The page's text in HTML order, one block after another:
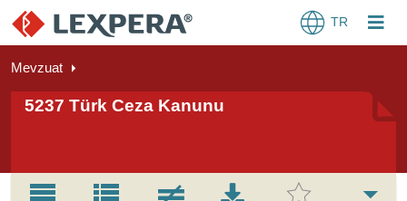
TR
Mevzuat
5237 Türk Ceza Kanunu